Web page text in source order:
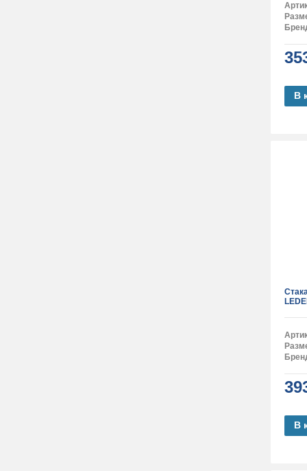
В
В